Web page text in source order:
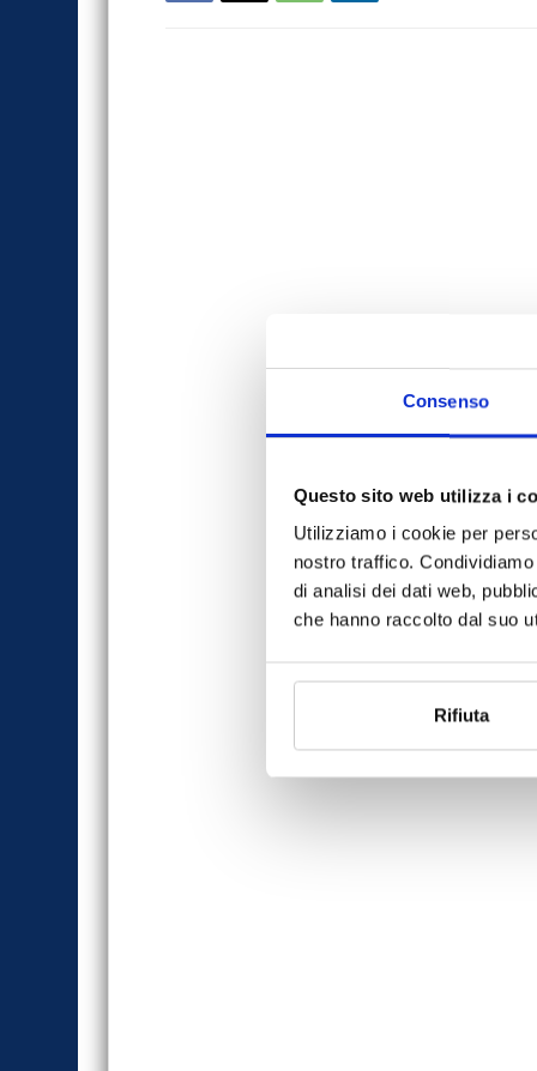
Consenso
Questo sito web utilizza i
Utilizziamo i cookie per
nostro traffico.
di analisi dei dati web,
che hanno raccolto dal suo
Rifiuta